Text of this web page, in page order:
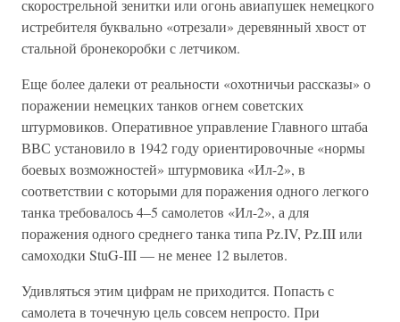
скорострельной зенитки или огонь авиапушек немецкого
истребителя буквально «отрезали» деревянный хвост от
стальной бронекоробки с летчиком.
Еще более далеки от реальности «охотничьи рассказы» о
поражении немецких танков огнем советских
штурмовиков. Оперативное управление Главного штаба
ВВС установило в 1942 году ориентировочные «нормы
боевых возможностей» штурмовика «Ил-2», в
соответствии с которыми для поражения одного легкого
танка требовалось 4–5 самолетов «Ил-2», а для
поражения одного среднего танка типа Pz.IV, Pz.III или
самоходки StuG-III — не менее 12 вылетов.
Удивляться этим цифрам не приходится. Попасть с
самолета в точечную цель совсем непросто. При